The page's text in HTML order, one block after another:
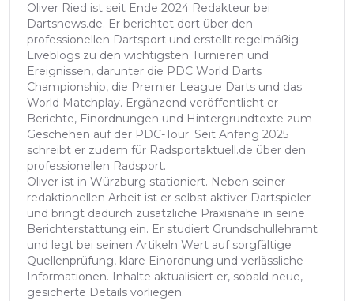
Oliver Ried ist seit Ende 2024 Redakteur bei
Dartsnews.de. Er berichtet dort über den
professionellen Dartsport und erstellt regelmäßig
Liveblogs zu den wichtigsten Turnieren und
Ereignissen, darunter die PDC World Darts
Championship, die Premier League Darts und das
World Matchplay. Ergänzend veröffentlicht er
Berichte, Einordnungen und Hintergrundtexte zum
Geschehen auf der PDC-Tour. Seit Anfang 2025
schreibt er zudem für Radsportaktuell.de über den
professionellen Radsport.
Oliver ist in Würzburg stationiert. Neben seiner
redaktionellen Arbeit ist er selbst aktiver Dartspieler
und bringt dadurch zusätzliche Praxisnähe in seine
Berichterstattung ein. Er studiert Grundschullehramt
und legt bei seinen Artikeln Wert auf sorgfältige
Quellenprüfung, klare Einordnung und verlässliche
Informationen. Inhalte aktualisiert er, sobald neue,
gesicherte Details vorliegen.